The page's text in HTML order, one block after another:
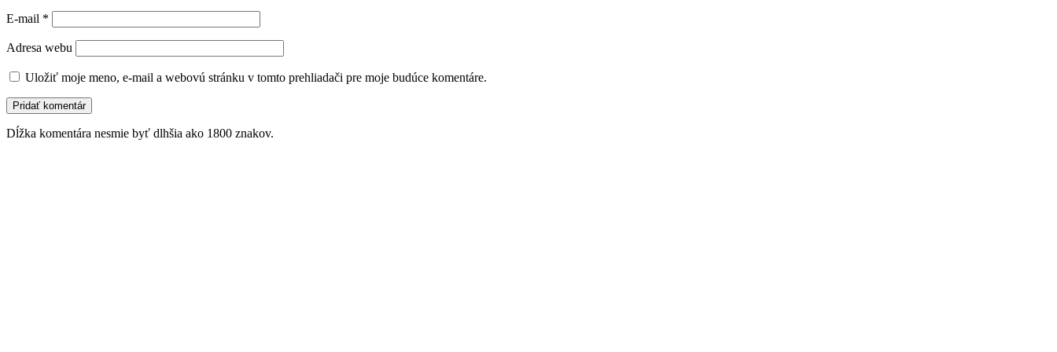
E-mail *
Adresa webu
Uložiť moje meno, e-mail a webovú stránku v tomto prehliadači pre moje budúce komentáre.
Dĺžka komentára nesmie byť dlhšia ako 1800 znakov.